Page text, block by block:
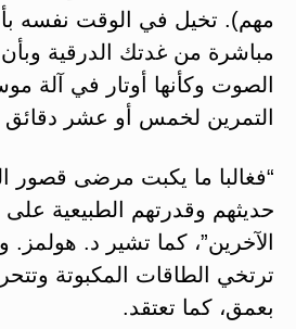
مهم). تخيل في الوقت نفسه
مباشرة من غدتك الدرقية وبأن
الصوت وكأنها أوتار في آلة
التمرين لخمس أو عشر دقائق
“فغالبا ما يكبت مرضى قصور
حديثهم وقدرتهم الطبيعية على
الآخرين”، كما تشير د. هولمز.
ترتخي الطاقات المكبوتة
بعمق، كما تعتقد.